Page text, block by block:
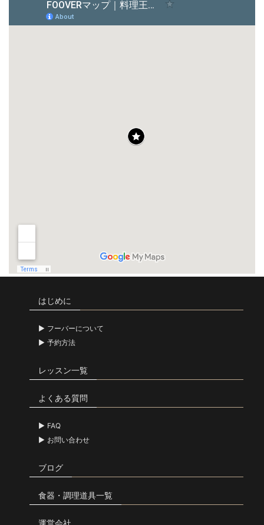
はじめに
フーバーについて
予約方法
レッスン一覧
よくある質問
FAQ
お問い合わせ
ブログ
食器・調理道具一覧